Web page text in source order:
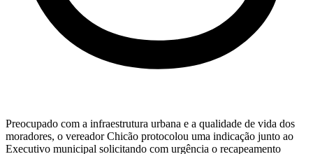
Preocupado com a infraestrutura urbana e a qualidade de vida dos
moradores, o vereador Chicão protocolou uma indicação junto ao
Executivo municipal solicitando com urgência o recapeamento